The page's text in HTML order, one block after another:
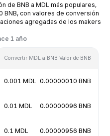
de BNB a MDL más populares,
BNB, con valores de conversión
agregadas de los makers
1 año
Convertir MDL a BNB Valor de BNB
0.001 MDL 0.00000010 BNB
0.01 MDL 0.00000096 BNB
0.1 MDL 0.00000956 BNB